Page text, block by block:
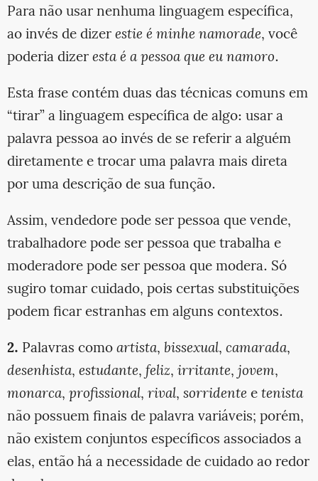
Para não usar nenhuma linguagem específica,
ao invés de dizerestie é minhe namorade, você
poderia dizeresta é a pessoa que eu namoro.
Esta frase contém duas das técnicas comuns em
“tirar” a linguagem específica de algo: usar a
palavra pessoa ao invés de se referir a alguém
diretamente e trocar uma palavra mais direta
por uma descrição de sua função.
Assim, vendedore pode ser pessoa que vende,
trabalhadore pode ser pessoa que trabalha e
moderadore pode ser pessoa que modera. Só
sugiro tomar cuidado, pois certas substituições
podem ficar estranhas em alguns contextos.
2. Palavras comoartista, bissexual, camarada,
desenhista, estudante,feliz, irritante,jovem,
monarca, profissional, rival, sorridenteetenista
não possuem finais de palavra variáveis; porém,
não existem conjuntos específicos associados a
elas, então há a necessidade de cuidado ao redor